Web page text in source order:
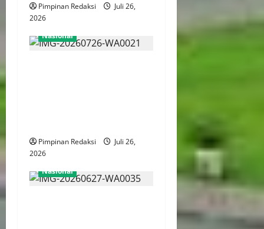
Pimpinan Redaksi
Juli 26,
2026
Nasional
Pimpinan Redaksi
Juli 26,
2026
Nasional